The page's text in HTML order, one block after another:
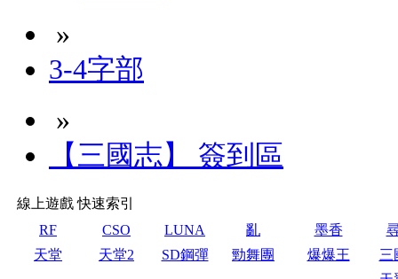
»
3-4字部
»
【三國志】 簽到區
線上遊戲 快速索引
RF
CSO LUNA 亂 墨香
天堂
天堂2 SD鋼彈 勁舞團 爆爆王
三